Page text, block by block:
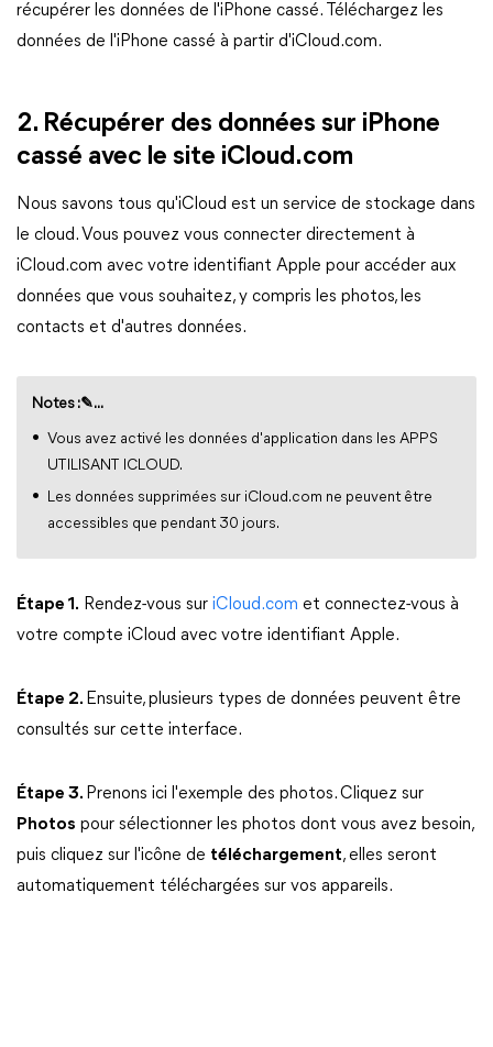
récupérer les données de l'iPhone cassé. Téléchargez les
données de l'iPhone cassé à partir d'iCloud.com.
2. Récupérer des données sur iPhone
cassé avec le site iCloud.com
Nous savons tous qu'iCloud est un service de stockage dans
le cloud. Vous pouvez vous connecter directement à
iCloud.com avec votre identifiant Apple pour accéder aux
données que vous souhaitez, y compris les photos, les
contacts et d'autres données.
Notes :✎...
Vous avez activé les données d'application dans les APPS
UTILISANT ICLOUD.
Les données supprimées sur iCloud.com ne peuvent être
accessibles que pendant 30 jours.
Étape 1. Rendez-vous sur iCloud.com et connectez-vous à
votre compte iCloud avec votre identifiant Apple.
Étape 2. Ensuite, plusieurs types de données peuvent être
consultés sur cette interface.
Étape 3. Prenons ici l'exemple des photos. Cliquez sur
Photos pour sélectionner les photos dont vous avez besoin,
puis cliquez sur l'icône de téléchargement, elles seront
automatiquement téléchargées sur vos appareils.